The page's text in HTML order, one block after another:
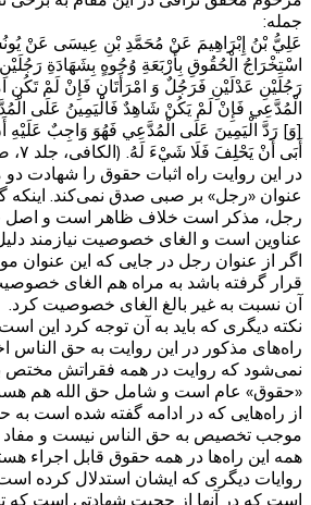
جمله:
عَلِيُّ بْنُ إِبْرَاهِيمَ عَنْ مُحَمَّدِ بْنِ عِيسَى عَنْ
اسْتِخْرَاجُ الْحُقُوقِ بِأَرْبَعَةِ وُجُوهٍ بِشَهَادَةِ
رَجُلَيْنِ عَدْلَيْنِ فَرَجُلٌ وَ امْرَأَتَانِ فَإِنْ لَمْ تَكُنِ
الْمُدَّعِي فَإِنْ لَمْ يَكُنْ شَاهِدٌ فَالْيَمِينُ عَلَى
[وَ] رَدَّ الْيَمِينَ عَلَى الْمُدَّعِي فَهُوَ وَاجِبٌ عَلَيْهِ
أَبَى أَنْ يَحْلِفَ فَلَا شَيْ‌ءَ لَهُ. (الکافی، جلد ۷، صفحه ۴۱۶)
در این روایت راه اثبات حقوق را شهادت
عنوان «رجل» بر صبی صدق نمی‌کند. اینکه
رجل، مذکر است خلاف ظاهر است و
عناوین است و الغای خصوصیت نیازمند
اگر از عنوان رجل در جایی که این
قرار گرفته باشد به مراه هم الغای
آن نسبت به غیر بالغ الغای خصوصیت کرد.
نکته دیگری که باید به آن توجه کرد این
راه‌های مذکور در این روایت به حق الناس
نمی‌شود که روایت در همه فقراتش مختص
«حقوق» عام است و شامل حق الله هم
از راه‌هایی که در ادامه گفته شده است
موجب تخصیص به حق الناس نیست و مفاد
همه این راه‌ها در همه حقوق قابل اجراء
روایات دیگری که ایشان استدلال کرده
است که در آنها از حجیت شهادتی است که